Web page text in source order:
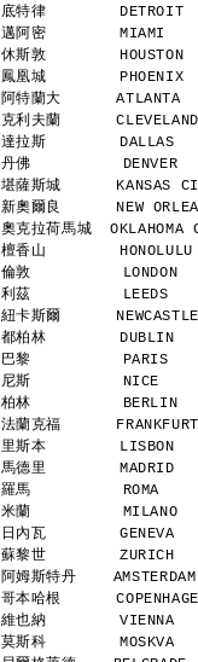
底特律
邁阿密
休斯敦
鳳凰城
阿特蘭大
克利夫蘭
達拉斯
丹佛
堪薩斯城
新奧爾良      NEW
奧克拉荷馬城
檀香山
倫敦
利茲
紐卡斯爾
都柏林
巴黎
尼斯          NICE
柏林
法蘭克福
里斯本
馬德里
羅馬          ROMA
米蘭
日內瓦
蘇黎世
阿姆斯特丹
哥本哈根
維也納
莫斯科